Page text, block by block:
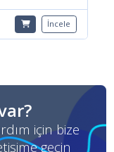
için bize
geçin